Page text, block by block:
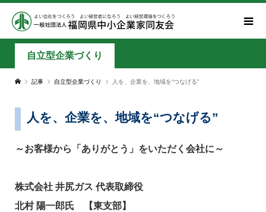
自立型企業づくり
記事 自立型企業づくり 人を、企業を、地域を“つなげる”
人を、企業を、地域を“つなげる”
～お客様から「ありがとう」をいただく会社に～
株式会社 井尻ガス 代表取締役
北村 陽一郎氏 【東支部】